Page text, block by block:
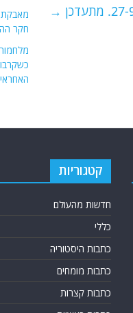
→
מאבקת
חקר
קטגוריות
חדשות מהעולם
כללי
כתבות היסטוריה
כתבות מומחים
כתבות קצרות